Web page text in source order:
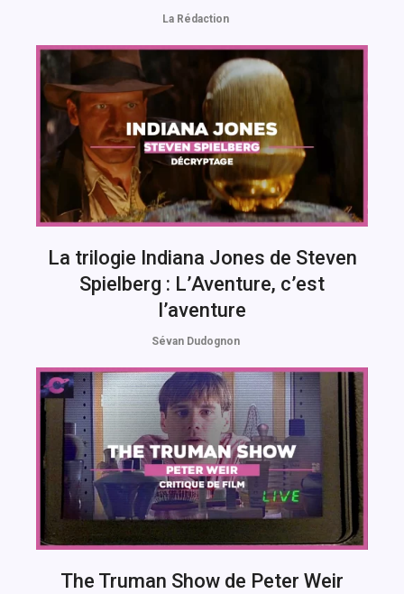
La Rédaction
La trilogie Indiana Jones de Steven
Spielberg : L’Aventure, c’est
l’aventure
Sévan Dudognon
The Truman Show de Peter Weir